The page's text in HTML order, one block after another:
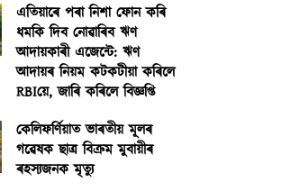
এতিয়াৰে পৰা নিশা ফোন কৰি
ধমকি দিব নোৱাৰিব ঋণ
আদায়কাৰী এজেন্টে: ঋণ
আদায়ৰ নিয়ম কটকটীয়া কৰিলে
RBIয়ে, জাৰি কৰিলে বিজ্ঞপ্তি
কেলিফৰ্ণিয়াত ভাৰতীয় মূলৰ
গৱেষক ছাত্ৰ বিক্ৰম মুবায়ীৰ
ৰহস্যজনক মৃত্যু